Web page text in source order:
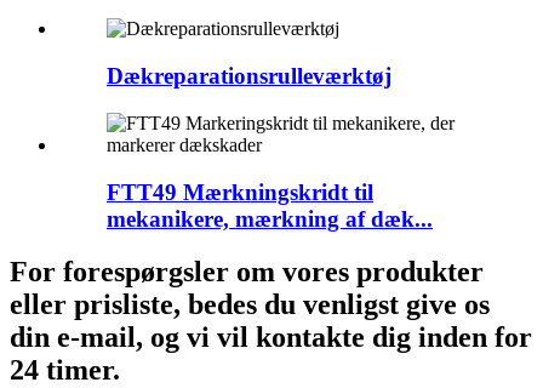
Dækreparationsrulleværktøj
FTT49 Mærkningskridt til
mekanikere, mærkning af dæk...
For forespørgsler om vores produkter
eller prisliste, bedes du venligst give os
din e-mail, og vi vil kontakte dig inden for
24 timer.